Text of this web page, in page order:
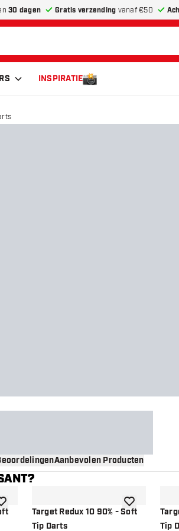
30 dagen Gratis verzending vanaf €50
INSPIRATIE
Aanbevolen Producten
aan verlanglijst
Target Redux 10 90% - Soft
Tip Darts
toevoegen
Tip